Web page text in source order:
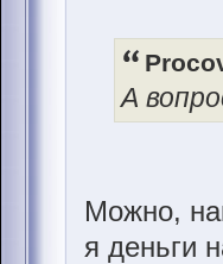
А
Можно,
я деньги